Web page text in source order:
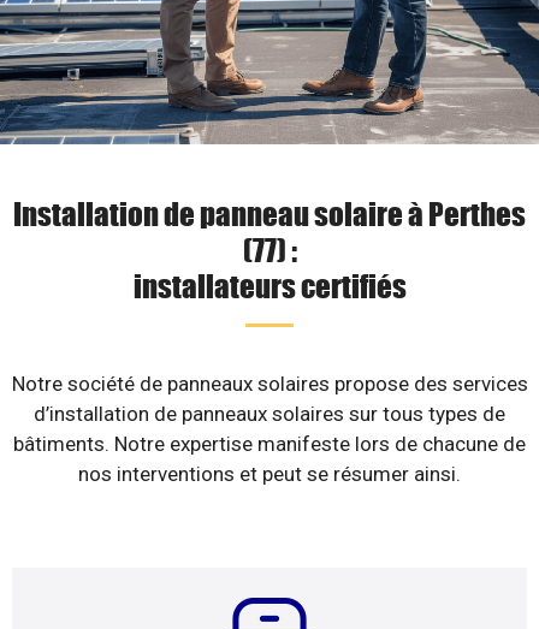
Installation de panneau solaire à Perthes
(77) :
installateurs certifiés
Notre société de panneaux solaires propose des services
d’installation de panneaux solaires sur tous types de
bâtiments. Notre expertise manifeste lors de chacune de
nos interventions et peut se résumer ainsi.